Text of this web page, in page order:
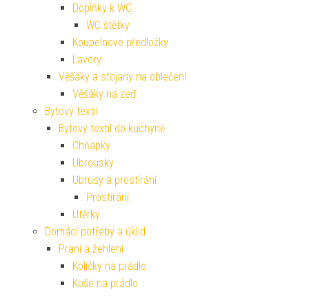
Doplňky k WC
WC štětky
Koupelnové předložky
Lavory
Věšáky a stojany na oblečení
Věšáky na zeď
Bytový textil
Bytový textil do kuchyně
Chňapky
Ubrousky
Ubrusy a prostírání
Prostírání
Utěrky
Domácí potřeby a úklid
Praní a žehlení
Kolíčky na prádlo
Koše na prádlo